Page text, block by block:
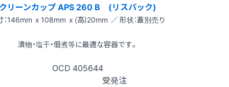
リーンカップ APS 260 B (リスパック)
：146mm x 108mm x (高)20mm ／ 形状：蓋別売り
漬物・塩干・佃煮等に最適な容器です。
OCD 405644
受発注